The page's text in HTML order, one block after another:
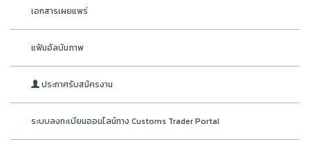
เอกสารเผยแพร่
แฟ้มอัลบัมภาพ
ประกาศรับสมัครงาน
ระบบลงทะเบียนออนไลน์ทาง Customs Trader Portal